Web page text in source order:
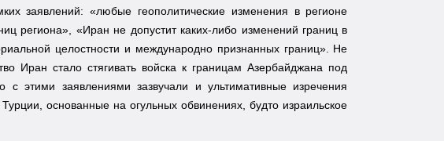
заявлений: «любые геополитические изменения в регионе
региона», «Иран не допустит каких-либо изменений границ в
целостности и международно признанных границ». Не
Иран стало стягивать войска к границам Азербайджана под
этими заявлениями зазвучали и ультимативные изречения
основанные на огульных обвинениях, будто израильское